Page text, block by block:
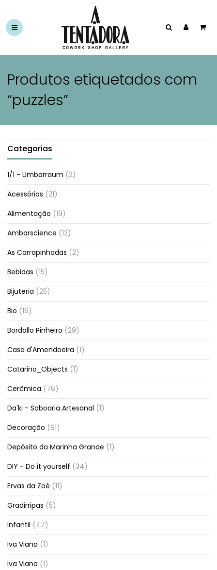
Produtos etiquetados com
“puzzles”
Categorias
1/1 - Umbarraum (2)
Acessórios (21)
Alimentação (19)
Ambarscience (12)
As Carrapinhadas (2)
Bebidas (15)
Bijuteria (25)
Bio (16)
Bordallo Pinheiro (29)
Casa d'Amendoeira (1)
Catarino_Objects (1)
Cerâmica (76)
Da'ki - Saboaria Artesanal (1)
Decoração (91)
Depósito da Marinha Grande (1)
DIY - Do it yourself (34)
Ervas da Zoé (11)
Gradirripas (5)
Infantil (47)
Iva Viana (1)
Iva Viana (1)